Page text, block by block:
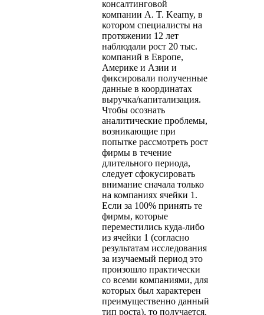
консалтинговой
компании A. T. Kearny, в
котором специалисты на
протяжении 12 лет
наблюдали рост 20 тыс.
компаний в Европе,
Америке и Азии и
фиксировали полученные
данные в координатах
выручка/капитализация.
Чтобы осознать
аналитические проблемы,
возникающие при
попытке рассмотреть рост
фирмы в течение
длительного периода,
следует сфокусировать
внимание сначала только
на компаниях ячейки 1.
Если за 100% принять те
фирмы, которые
переместились куда-либо
из ячейки 1 (согласно
результатам исследования
за изучаемый период это
произошло практически
со всеми компаниями, для
которых был характерен
преимущественно данный
тип роста), то получается,